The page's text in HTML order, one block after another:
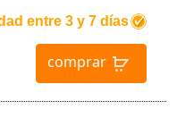
entre 3 y 7 días
comprar